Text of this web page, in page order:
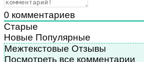
0 комментариев
Старые
Новые Популярные
Межтекстовые Отзывы
Посмотреть все комментарии